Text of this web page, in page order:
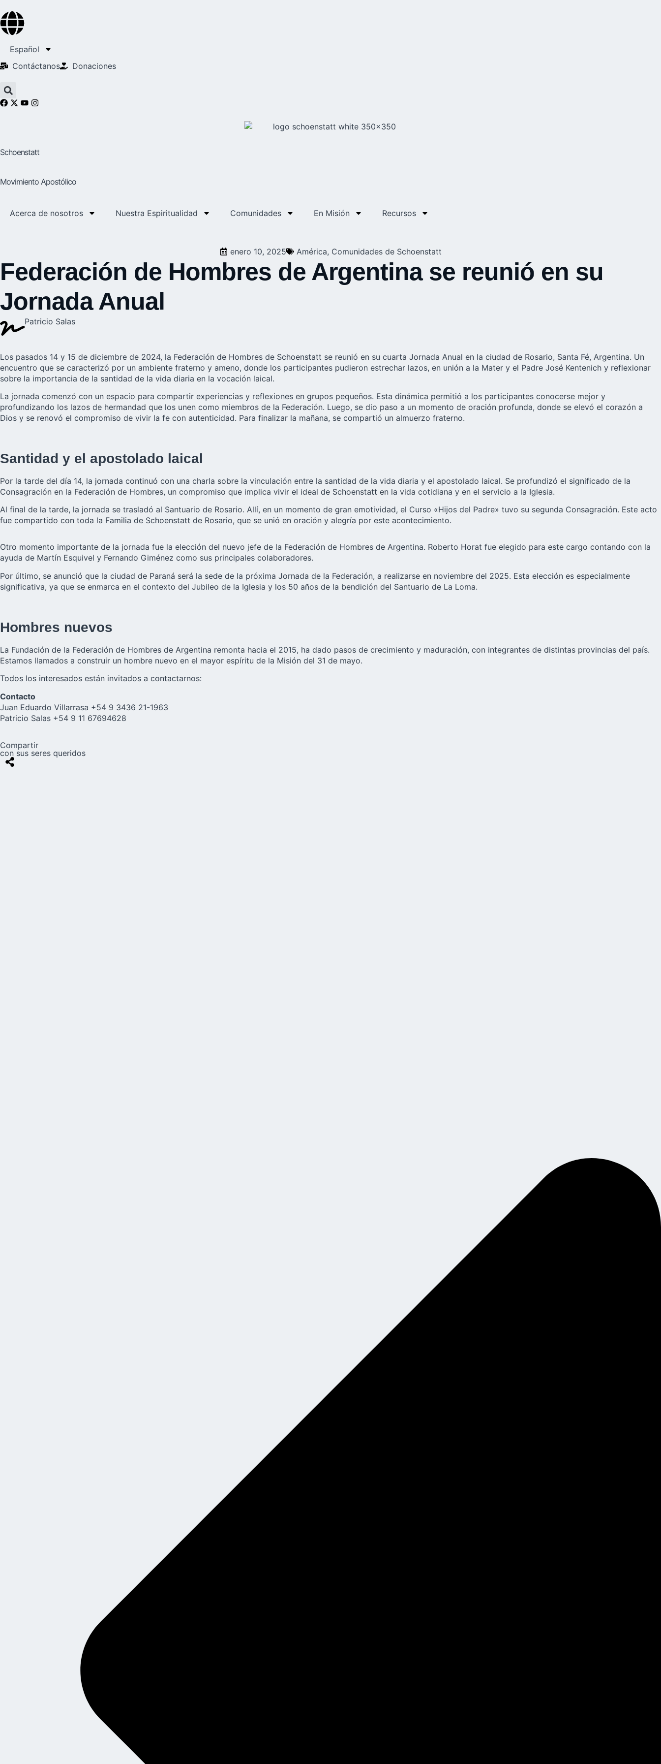
Español
Contáctanos
Donaciones
Schoenstatt
Movimiento Apostólico
Acerca de nosotros Nuestra Espiritualidad Comunidades En Misión Recursos
enero 10, 2025 América, Comunidades de Schoenstatt
Federación de Hombres de Argentina se reunió en su
Jornada Anual
Patricio Salas
Los pasados 14 y 15 de diciembre de 2024, la Federación de Hombres de Schoenstatt se reunió en su cuarta Jornada Anual en la ciudad de Rosario, Santa Fé, Argentina. Un
encuentro que se caracterizó por un ambiente fraterno y ameno, donde los participantes pudieron estrechar lazos, en unión a la Mater y el Padre José Kentenich y reflexionar
sobre la importancia de la santidad de la vida diaria en la vocación laical.
La jornada comenzó con un espacio para compartir experiencias y reflexiones en grupos pequeños. Esta dinámica permitió a los participantes conocerse mejor y
profundizando los lazos de hermandad que los unen como miembros de la Federación. Luego, se dio paso a un momento de oración profunda, donde se elevó el corazón a
Dios y se renovó el compromiso de vivir la fe con autenticidad. Para finalizar la mañana, se compartió un almuerzo fraterno.
Santidad y el apostolado laical
Por la tarde del día 14, la jornada continuó con una charla sobre la vinculación entre la santidad de la vida diaria y el apostolado laical. Se profundizó el significado de la
Consagración en la Federación de Hombres, un compromiso que implica vivir el ideal de Schoenstatt en la vida cotidiana y en el servicio a la Iglesia.
Al final de la tarde, la jornada se trasladó al Santuario de Rosario. Allí, en un momento de gran emotividad, el Curso «Hijos del Padre» tuvo su segunda Consagración. Este acto
fue compartido con toda la Familia de Schoenstatt de Rosario, que se unió en oración y alegría por este acontecimiento.
Otro momento importante de la jornada fue la elección del nuevo jefe de la Federación de Hombres de Argentina. Roberto Horat fue elegido para este cargo contando con la
ayuda de Martín Esquivel y Fernando Giménez como sus principales colaboradores.
Por último, se anunció que la ciudad de Paraná será la sede de la próxima Jornada de la Federación, a realizarse en noviembre del 2025. Esta elección es especialmente
significativa, ya que se enmarca en el contexto del Jubileo de la Iglesia y los 50 años de la bendición del Santuario de La Loma.
Hombres nuevos
La Fundación de la Federación de Hombres de Argentina remonta hacia el 2015, ha dado pasos de crecimiento y maduración, con integrantes de distintas provincias del país.
Estamos llamados a construir un hombre nuevo en el mayor espíritu de la Misión del 31 de mayo.
Todos los interesados están invitados a contactarnos:
Contacto
Juan Eduardo Villarrasa +54 9 3436 21-1963
Patricio Salas +54 9 11 67694628
Compartir
con sus seres queridos